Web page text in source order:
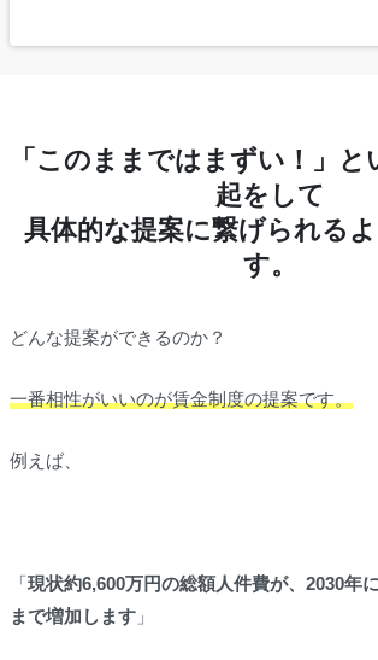
「このままではまずい！」
起をして
具体的な提案に繋げられる
す。
どんな提案ができるのか？
一番相性がいいのが賃金制度の提案です。
例えば、
「現状約6,600万円の総額人件費が、 2030年
まで増加します」